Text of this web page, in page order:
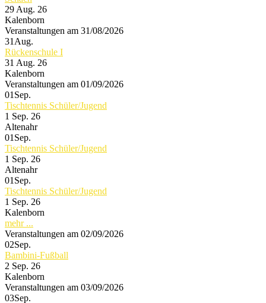
29 Aug. 26
Kalenborn
Veranstaltungen am 31/08/2026
31 Aug.
Rückenschule I
31 Aug. 26
Kalenborn
Veranstaltungen am 01/09/2026
01 Sep.
Tischtennis Schüler/Jugend
1 Sep. 26
Altenahr
01 Sep.
Tischtennis Schüler/Jugend
1 Sep. 26
Altenahr
01 Sep.
Tischtennis Schüler/Jugend
1 Sep. 26
Kalenborn
mehr ...
Veranstaltungen am 02/09/2026
02Sep.
Bambini-Fußball
2 Sep. 26
Kalenborn
Veranstaltungen am 03/09/2026
03Sep.